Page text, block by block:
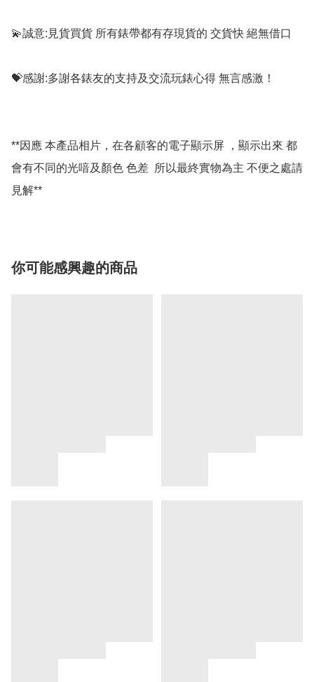
💫誠意:見貨買貨 所有錶帶都有存現貨的 交貨快 絕無借口
💝感謝:多謝各錶友的支持及交流玩錶心得 無言感激！
**因應 本產品相片，在各顧客的電子顯示屏 ，顯示出來 都
會有不同的光喑及顏色 色差  所以最終實物為主 不便之處請
你可能感興趣的商品